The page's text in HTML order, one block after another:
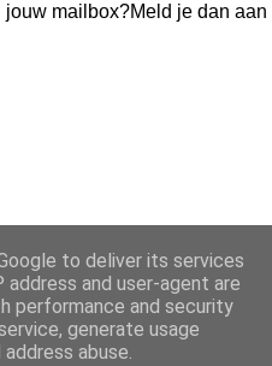
mailbox?Meld je dan aan
to deliver its services
and user-agent are
performance and security
generate usage
abuse.